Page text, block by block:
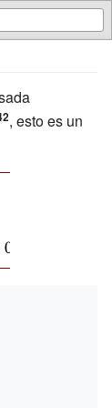
, esto es un